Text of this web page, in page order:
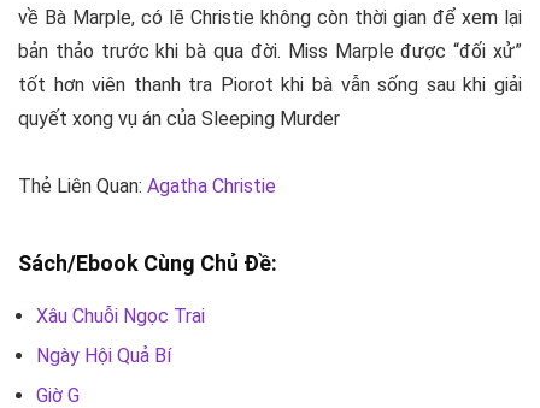
về Bà Marple, có lẽ Christie không còn thời gian để xem lại
bản thảo trước khi bà qua đời. Miss Marple được “đối xử”
tốt hơn viên thanh tra Piorot khi bà vẫn sống sau khi giải
quyết xong vụ án của Sleeping Murder
Thẻ Liên Quan: Agatha Christie
Sách/Ebook Cùng Chủ Đề:
Xâu Chuỗi Ngọc Trai
Ngày Hội Quả Bí
Giờ G